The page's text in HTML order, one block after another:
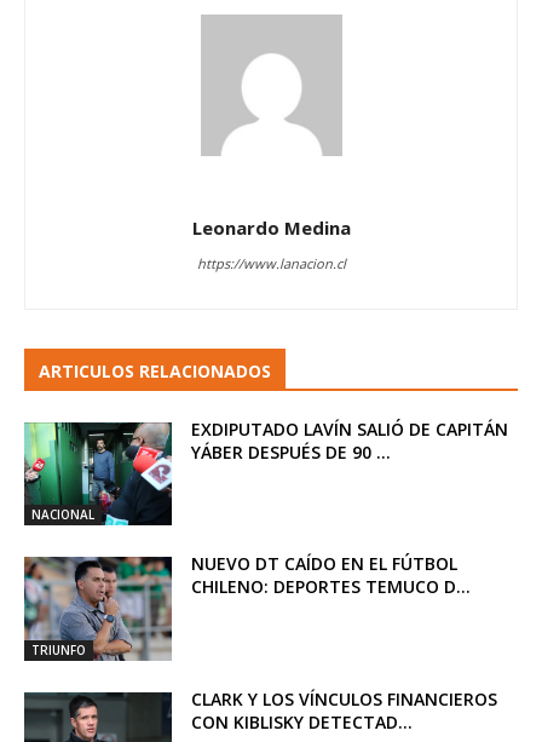
Leonardo Medina
https://www.lanacion.cl
ARTICULOS RELACIONADOS
NACIONAL
EXDIPUTADO LAVÍN SALIÓ DE CAPITÁN
YÁBER DESPUÉS DE 90 ...
TRIUNFO
NUEVO DT CAÍDO EN EL FÚTBOL
CHILENO: DEPORTES TEMUCO D...
CLARK Y LOS VÍNCULOS FINANCIEROS
CON KIBLISKY DETECTAD...